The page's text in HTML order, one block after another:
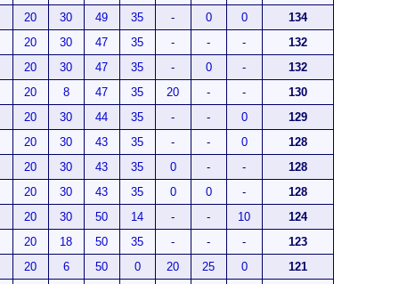
20 30 49 35 - 0 0
134
20 30 47 35 - - -
132
20 30 47 35 - 0 -
132
20 8 47 35 20 - -
130
20 30 44 35 - - 0
129
20 30 43 35 - - 0
128
20 30 43 35 0 - -
128
20 30 43 35 0 0 -
128
20 30 50 14 - - 10
124
20 18 50 35 - - -
123
20 6 50 0 20 25 0
121